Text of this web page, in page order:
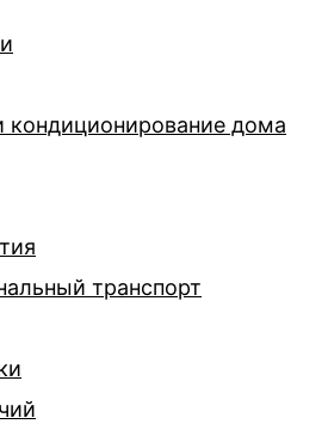
кондиционирование дома
транспорт